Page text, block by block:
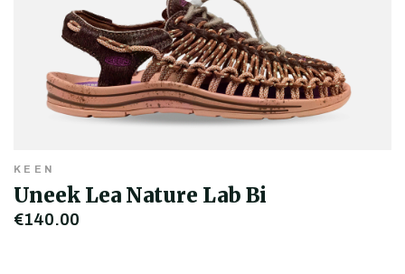
KEEN
Uneek Lea Nature Lab Bi
€140,00